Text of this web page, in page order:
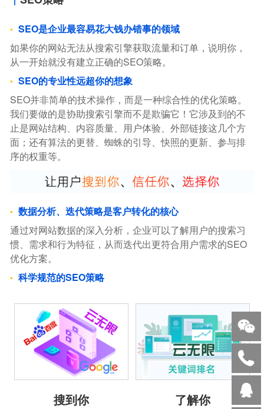
SEO是企业最容易花大钱办错事的领域
如果你的网站无法从搜索引擎获取流量和订单，说明你，
从一开始就没有建立正确的SEO策略。
SEO的专业性远超你的想象
SEO并非简单的技术操作，而是一种综合性的优化策略。
我们要做的是协助搜索引擎而不是欺骗它！它涉及到的不
止是网站结构、内容质量、用户体验、外部链接这几个方
面；还有算法的更替、蜘蛛的引导、快照的更新、参与排
序的权重等。
数据分析、迭代策略是客户转化的核心
通过对网站数据的深入分析，企业可以了解用户的搜索习
惯、需求和行为特征，从而迭代出更符合用户需求的SEO
优化方案。
科学规范的SEO策略
搜到你 了解你